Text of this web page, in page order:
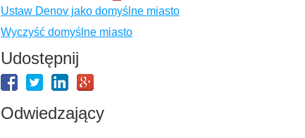
Ustaw Denov jako domyślne miasto
Wyczyść domyślne miasto
Udostępnij
Odwiedzający